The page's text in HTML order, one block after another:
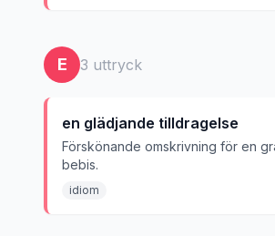
E 3 uttryck
en glädjande tilldragelse
Förskönande omskrivning för en
bebis.
idiom